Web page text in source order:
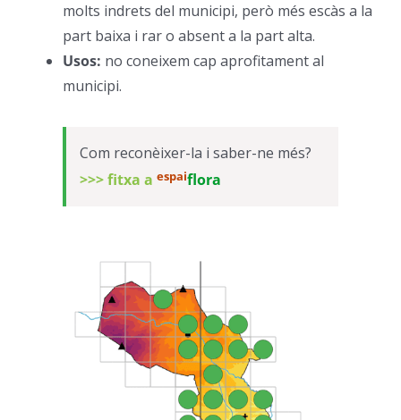
molts indrets del municipi, però més escàs a la
part baixa i rar o absent a la part alta.
Usos: no coneixem cap aprofitament al
municipi.
Com reconèixer-la i saber-ne més?
>>> fitxa a espaiflora